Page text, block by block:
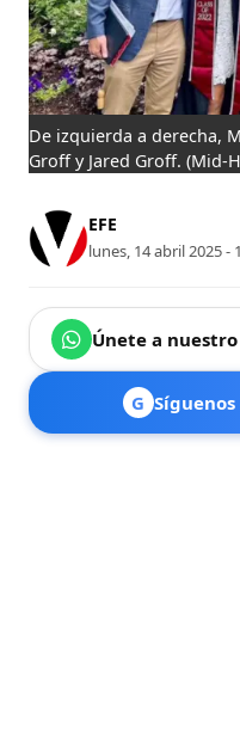
De izquierda a derecha,
Groff y Jared Groff. (Mid-
EFE
lunes, 14 abril 2025 -
Únete a
G